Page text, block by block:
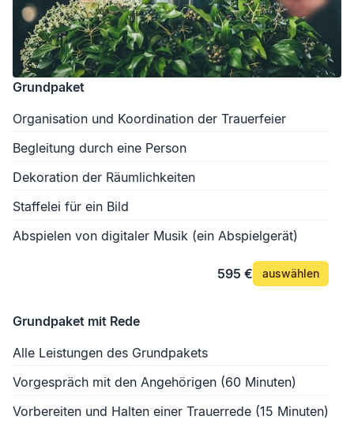
Grundpaket
Organisation und Koordination der Trauerfeier
Begleitung durch eine Person
Dekoration der Räumlichkeiten
Staffelei für ein Bild
Abspielen von digitaler Musik (ein Abspielgerät)
595 € auswählen
Grundpaket mit Rede
Alle Leistungen des Grundpakets
Vorgespräch mit den Angehörigen (60 Minuten)
Vorbereiten und Halten einer Trauerrede (15 Minuten)